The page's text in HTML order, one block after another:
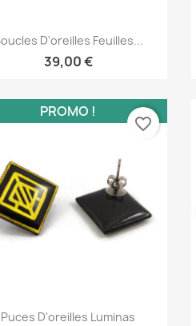
Aperçu rapide
D'oreilles Feuilles...
39,00 €
Aperçu rapide
Puces D'oreilles Luminas
PROMO !
favorite_border